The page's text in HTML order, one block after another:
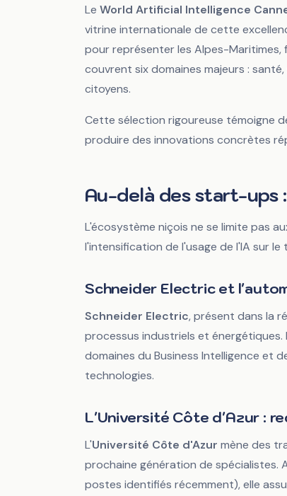
Le World Artificial Intelligence
vitrine internationale de cette
pour représenter les Alpes-Maritimes,
couvrent six domaines majeurs :
citoyens.
Cette sélection rigoureuse témoigne
produire des innovations concrètes
Au-delà des start-ups
L'écosystème niçois ne se limite pas
l'intensification de l'usage de l'IA sur le
Schneider Electric et
Schneider Electric, présent dans la
processus industriels et
domaines du Business Intelligence et
technologies.
L'Université Côte d'Azur :
L'Université Côte d'Azur mène des
prochaine génération de spécialistes.
postes identifiés récemment), elle